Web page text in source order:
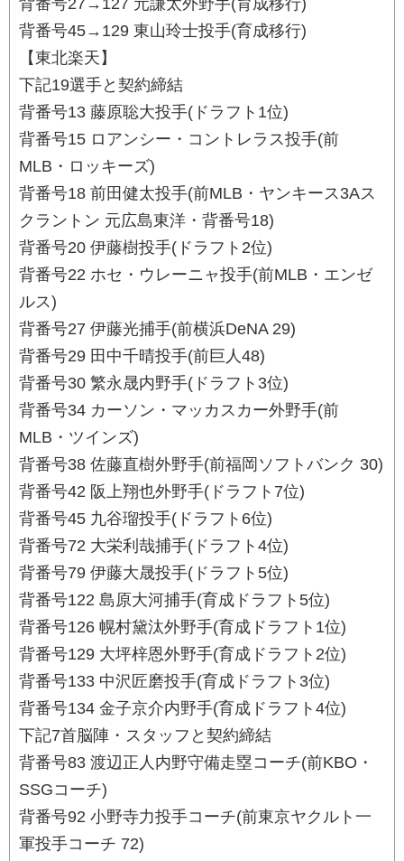
背番号27→127 元謙太外野手(育成移行)
背番号45→129 東山玲士投手(育成移行)
【東北楽天】
下記19選手と契約締結
背番号13 藤原聡大投手(ドラフト1位)
背番号15 ロアンシー・コントレラス投手(前
MLB・ロッキーズ)
背番号18 前田健太投手(前MLB・ヤンキース3Aス
クラントン 元広島東洋・背番号18)
背番号20 伊藤樹投手(ドラフト2位)
背番号22 ホセ・ウレーニャ投手(前MLB・エンゼ
ルス)
背番号27 伊藤光捕手(前横浜DeNA 29)
背番号29 田中千晴投手(前巨人48)
背番号30 繁永晟内野手(ドラフト3位)
背番号34 カーソン・マッカスカー外野手(前
MLB・ツインズ)
背番号38 佐藤直樹外野手(前福岡ソフトバンク 30)
背番号42 阪上翔也外野手(ドラフト7位)
背番号45 九谷瑠投手(ドラフト6位)
背番号72 大栄利哉捕手(ドラフト4位)
背番号79 伊藤大晟投手(ドラフト5位)
背番号122 島原大河捕手(育成ドラフト5位)
背番号126 幌村黛汰外野手(育成ドラフト1位)
背番号129 大坪梓恩外野手(育成ドラフト2位)
背番号133 中沢匠磨投手(育成ドラフト3位)
背番号134 金子京介内野手(育成ドラフト4位)
下記7首脳陣・スタッフと契約締結
背番号83 渡辺正人内野守備走塁コーチ(前KBO・
SSGコーチ)
背番号92 小野寺力投手コーチ(前東京ヤクルト一
軍投手コーチ 72)